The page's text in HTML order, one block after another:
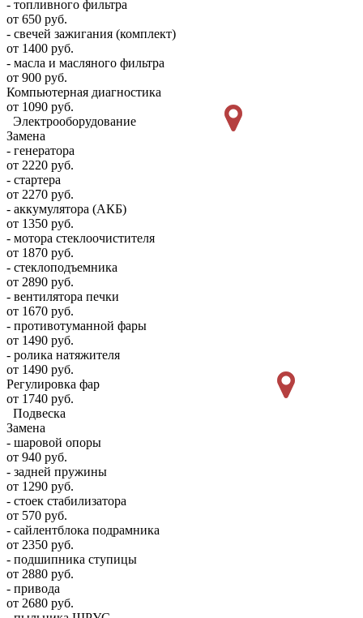
- топливного фильтра
от 650 руб.
- свечей зажигания (комплект)
от 1400 руб.
- масла и масляного фильтра
от 900 руб.
Компьютерная диагностика
от 1090 руб.
Электрооборудование
Замена
- генератора
от 2220 руб.
- стартера
от 2270 руб.
- аккумулятора (АКБ)
от 1350 руб.
- мотора стеклоочистителя
от 1870 руб.
- стеклоподъемника
от 2890 руб.
- вентилятора печки
от 1670 руб.
- противотуманной фары
от 1490 руб.
- ролика натяжителя
от 1490 руб.
Регулировка фар
от 1740 руб.
Подвеска
Замена
- шаровой опоры
от 940 руб.
- задней пружины
от 1290 руб.
- стоек стабилизатора
от 570 руб.
- сайлентблока подрамника
от 2350 руб.
- подшипника ступицы
от 2880 руб.
- привода
от 2680 руб.